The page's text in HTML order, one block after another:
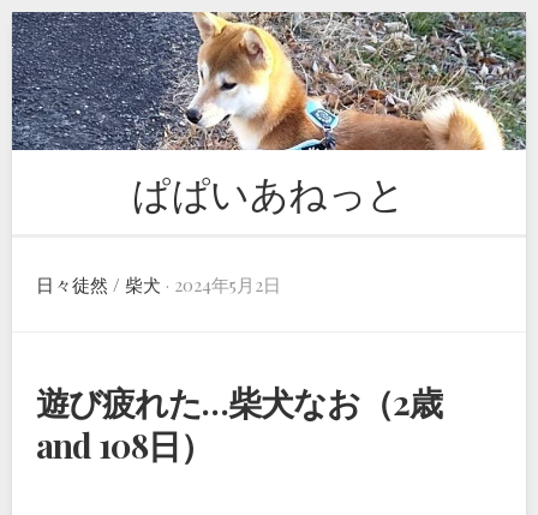
Skip
to
content
ぱぱいあねっと
日々徒然 / 柴犬 · 2024年5月2日
遊び疲れた…柴犬なお（2歳
and 108日）